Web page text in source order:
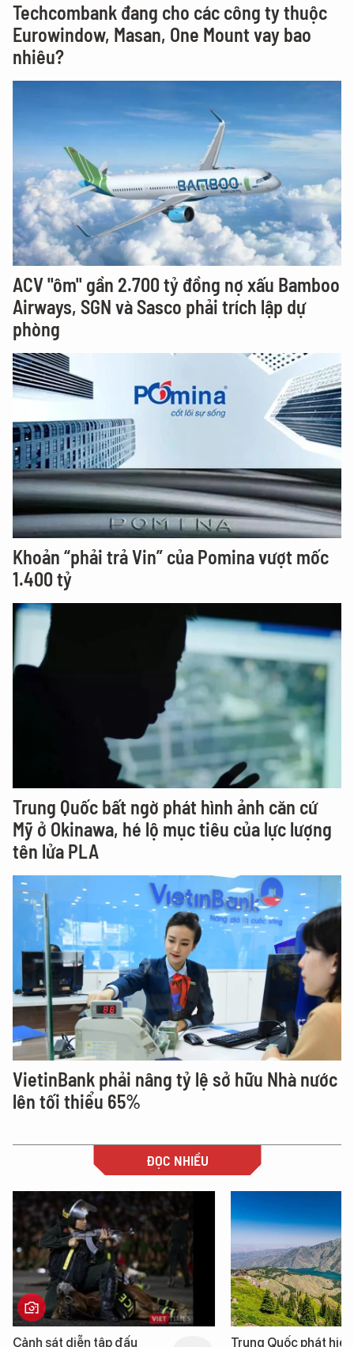
Techcombank đang cho các công ty thuộc
Eurowindow, Masan, One Mount vay bao
nhiêu?
ACV "ôm" gần 2.700 tỷ đồng nợ xấu Bamboo
Airways, SGN và Sasco phải trích lập dự
phòng
Khoản “phải trả Vin” của Pomina vượt mốc
1.400 tỷ
Trung Quốc bất ngờ phát hình ảnh căn cứ
Mỹ ở Okinawa, hé lộ mục tiêu của lực lượng
tên lửa PLA
VietinBank phải nâng tỷ lệ sở hữu Nhà nước
lên tối thiểu 65%
ĐỌC NHIỀU
Cảnh sát diễn tập đấu Trung Quốc phát hiện